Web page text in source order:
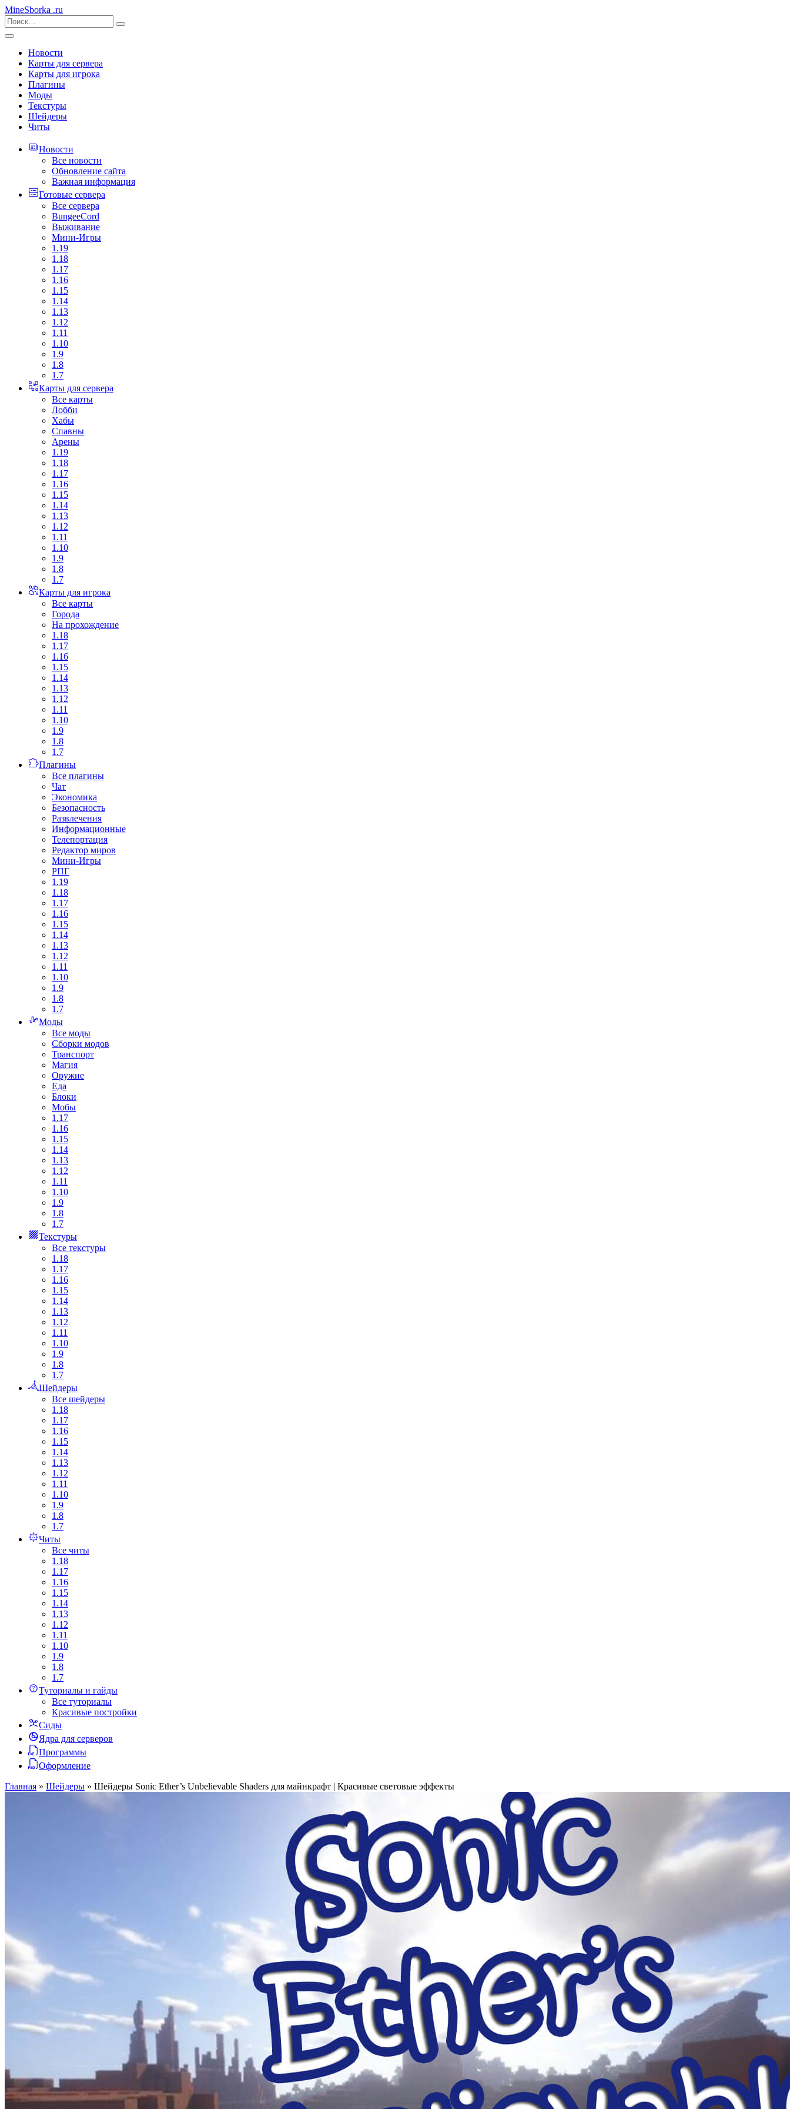
MineSborka .ru
Новости
Карты для сервера
Карты для игрока
Плагины
Моды
Текстуры
Шейдеры
Читы
Новости
Все новости
Обновление сайта
Важная информация
Готовые сервера
Все сервера
BungeeCord
Выживание
Мини-Игры
1.19
1.18
1.17
1.16
1.15
1.14
1.13
1.12
1.11
1.10
1.9
1.8
1.7
Карты для сервера
Все карты
Лобби
Хабы
Спавны
Арены
1.19
1.18
1.17
1.16
1.15
1.14
1.13
1.12
1.11
1.10
1.9
1.8
1.7
Карты для игрока
Все карты
Города
На прохождение
1.18
1.17
1.16
1.15
1.14
1.13
1.12
1.11
1.10
1.9
1.8
1.7
Плагины
Все плагины
Чат
Экономика
Безопасность
Развлечения
Информационные
Телепортация
Редактор миров
Мини-Игры
РПГ
1.19
1.18
1.17
1.16
1.15
1.14
1.13
1.12
1.11
1.10
1.9
1.8
1.7
Моды
Все моды
Сборки модов
Транспорт
Магия
Оружие
Еда
Блоки
Мобы
1.17
1.16
1.15
1.14
1.13
1.12
1.11
1.10
1.9
1.8
1.7
Текстуры
Все текстуры
1.18
1.17
1.16
1.15
1.14
1.13
1.12
1.11
1.10
1.9
1.8
1.7
Шейдеры
Все шейдеры
1.18
1.17
1.16
1.15
1.14
1.13
1.12
1.11
1.10
1.9
1.8
1.7
Читы
Все читы
1.18
1.17
1.16
1.15
1.14
1.13
1.12
1.11
1.10
1.9
1.8
1.7
Туториалы и гайды
Все туториалы
Красивые постройки
Сиды
Ядра для серверов
Программы
Оформление
Главная » Шейдеры » Шейдеры Sonic Ether’s Unbelievable Shaders для майнкрафт | Красивые световые эффекты